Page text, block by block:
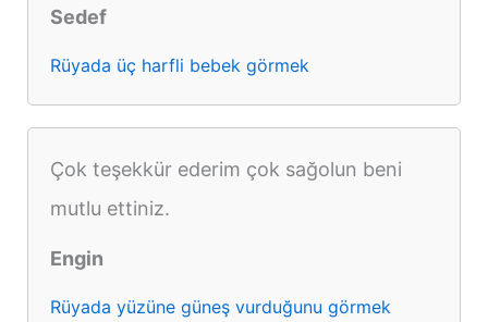
Sedef
Rüyada üç harfli bebek görmek
Çok teşekkür ederim çok sağolun beni
mutlu ettiniz.
Engin
Rüyada yüzüne güneş vurduğunu görmek